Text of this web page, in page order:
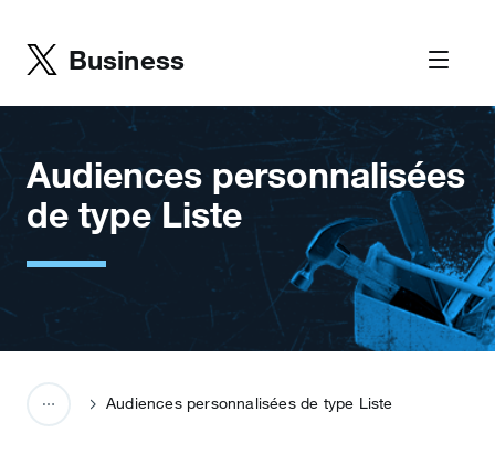
Business
Audiences personnalisées
de type Liste
Audiences personnalisées de type Liste